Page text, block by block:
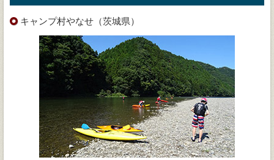
キャンプ村やなせ（茨城県）